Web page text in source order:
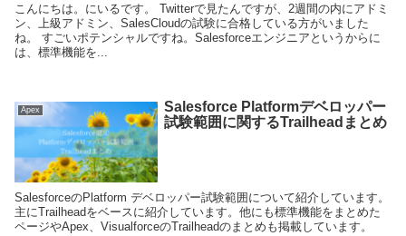
こんにちは。にいるです。 Twitterで見たんですが、2週間の内にアドミ
ン、上級アドミン、SalesCloudの試験に合格している方がいました
ね。 すごいポテンシャルですね。Salesforceエンジニアというからに
は、標準機能を...
Apex
Salesforce Platformデベロッパー
試験範囲に関するTrailheadまとめ
SalesforceのPlatform デベロッパー試験範囲について紹介しています。
主にTrailheadをベースに紹介しています。他にも標準機能をまとめた
ページやApex、VisualforceのTrailheadのまとめも掲載しています。